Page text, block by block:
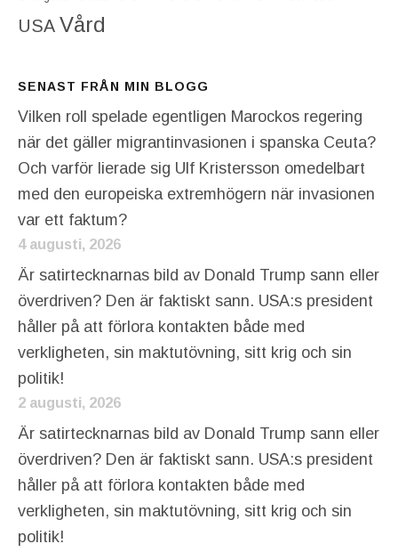
USA Vård
SENAST FRÅN MIN BLOGG
Vilken roll spelade egentligen Marockos regering
när det gäller migrantinvasionen i spanska Ceuta?
Och varför lierade sig Ulf Kristersson omedelbart
med den europeiska extremhögern när invasionen
var ett faktum?
4 augusti, 2026
Är satirtecknarnas bild av Donald Trump sann eller
överdriven? Den är faktiskt sann. USA:s president
håller på att förlora kontakten både med
verkligheten, sin maktutövning, sitt krig och sin
politik!
2 augusti, 2026
Är satirtecknarnas bild av Donald Trump sann eller
överdriven? Den är faktiskt sann. USA:s president
håller på att förlora kontakten både med
verkligheten, sin maktutövning, sitt krig och sin
politik!